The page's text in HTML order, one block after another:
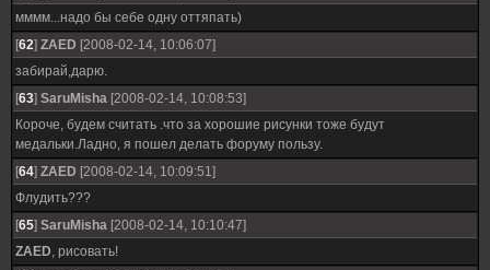
мммм...надо бы себе одну оттяпать)
[62] ZAED [2008-02-14, 10:06:07]
забирай,дарю.
[63] SaruMisha [2008-02-14, 10:08:53]
Короче, будем считать .что за хорошие рисунки тоже будут
медальки.Ладно, я пошел делать форуму пользу.
[64] ZAED [2008-02-14, 10:09:51]
Флудить???
[65] SaruMisha [2008-02-14, 10:10:47]
ZAED, рисовать!